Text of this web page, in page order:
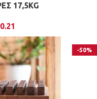
17,5KG
-50%